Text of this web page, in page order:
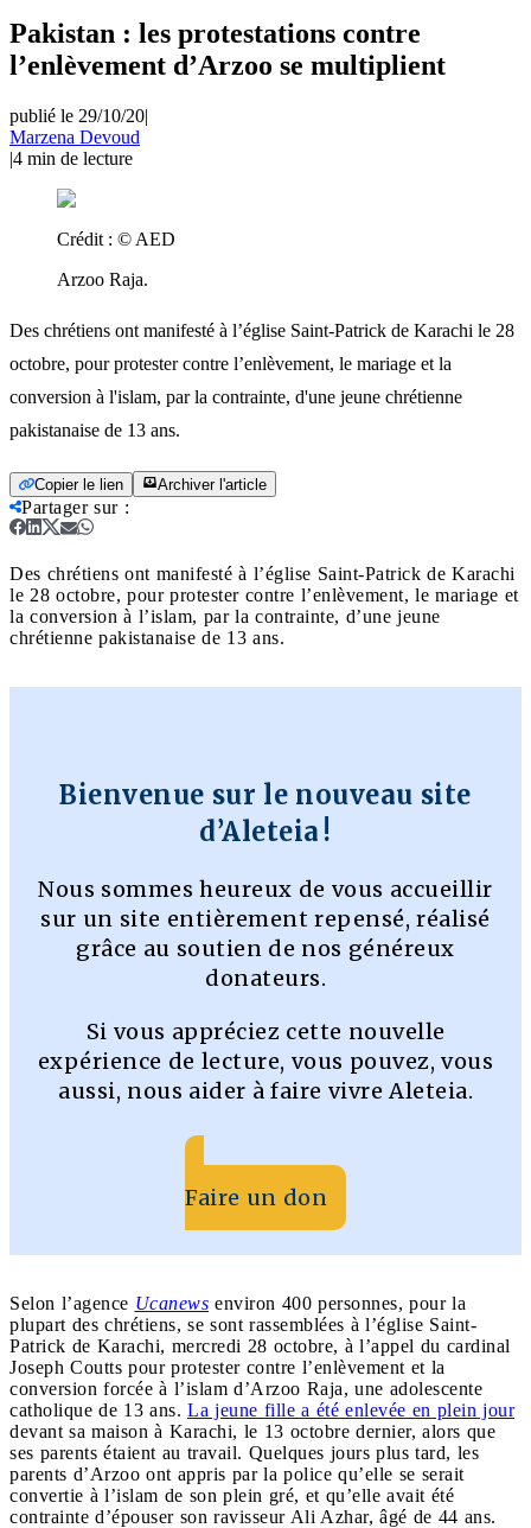
Pakistan : les protestations contre
l’enlèvement d’Arzoo se multiplient
publié le 29/10/20|
Marzena Devoud
|4 min de lecture
Crédit : © AED
Arzoo Raja.
Des chrétiens ont manifesté à l’église Saint-Patrick de Karachi le 28
octobre, pour protester contre l’enlèvement, le mariage et la
conversion à l'islam, par la contrainte, d'une jeune chrétienne
pakistanaise de 13 ans.
Copier le lien Archiver l'article
Partager sur:
Des chrétiens ont manifesté à l’église Saint-Patrick de Karachi
le 28 octobre, pour protester contre l’enlèvement, le mariage et
la conversion à l’islam, par la contrainte, d’une jeune
chrétienne pakistanaise de 13 ans.
Bienvenue sur le nouveau site
d’Aleteia !
Nous sommes heureux de vous accueillir
sur un site entièrement repensé, réalisé
grâce au soutien de nos généreux
donateurs.
Si vous appréciez cette nouvelle
expérience de lecture, vous pouvez, vous
aussi, nous aider à faire vivre Aleteia.
Faire un don
Selon l’agence Ucanews environ 400 personnes, pour la
plupart des chrétiens, se sont rassemblées à l’église Saint-
Patrick de Karachi, mercredi 28 octobre, à l’appel du cardinal
Joseph Coutts pour protester contre l’enlèvement et la
conversion forcée à l’islam d’Arzoo Raja, une adolescente
catholique de 13 ans. La jeune fille a été enlevée en plein jour
devant sa maison à Karachi, le 13 octobre dernier, alors que
ses parents étaient au travail. Quelques jours plus tard, les
parents d’Arzoo ont appris par la police qu’elle se serait
convertie à l’islam de son plein gré, et qu’elle avait été
contrainte d’épouser son ravisseur Ali Azhar, âgé de 44 ans.